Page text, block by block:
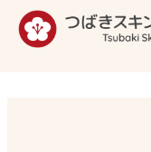
内
容